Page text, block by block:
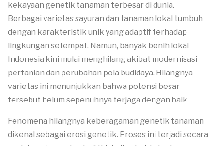
kekayaan genetik tanaman terbesar di dunia.
Berbagai varietas sayuran dan tanaman lokal tumbuh
dengan karakteristik unik yang adaptif terhadap
lingkungan setempat. Namun, banyak benih lokal
Indonesia kini mulai menghilang akibat modernisasi
pertanian dan perubahan pola budidaya. Hilangnya
varietas ini menunjukkan bahwa potensi besar
tersebut belum sepenuhnya terjaga dengan baik.
Fenomena hilangnya keberagaman genetik tanaman
dikenal sebagai erosi genetik. Proses ini terjadi secara